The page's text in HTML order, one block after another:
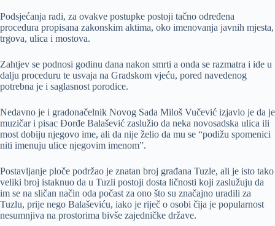
Podsjećanja radi, za ovakve postupke postoji tačno određena
procedura propisana zakonskim aktima, oko imenovanja javnih mjesta,
trgova, ulica i mostova.
Zahtjev se podnosi godinu dana nakon smrti a onda se razmatra i ide u
dalju proceduru te usvaja na Gradskom vjeću, pored navedenog
potrebna je i saglasnost porodice.
Nedavno je i gradonačelnik Novog Sada Miloš Vučević izjavio je da je
muzičar i pisac Đorđe Balašević zaslužio da neka novosadska ulica ili
most dobiju njegovo ime, ali da nije želio da mu se “podižu spomenici
niti imenuju ulice njegovim imenom”.
Postavljanje ploče podržao je znatan broj građana Tuzle, ali je isto tako
veliki broj istaknuo da u Tuzli postoji dosta ličnosti koji zaslužuju da
im se na sličan način oda počast za ono što su značajno uradili za
Tuzlu, prije nego Balaševiću, iako je riječ o osobi čija je popularnost
nesumnjiva na prostorima bivše zajedničke države.